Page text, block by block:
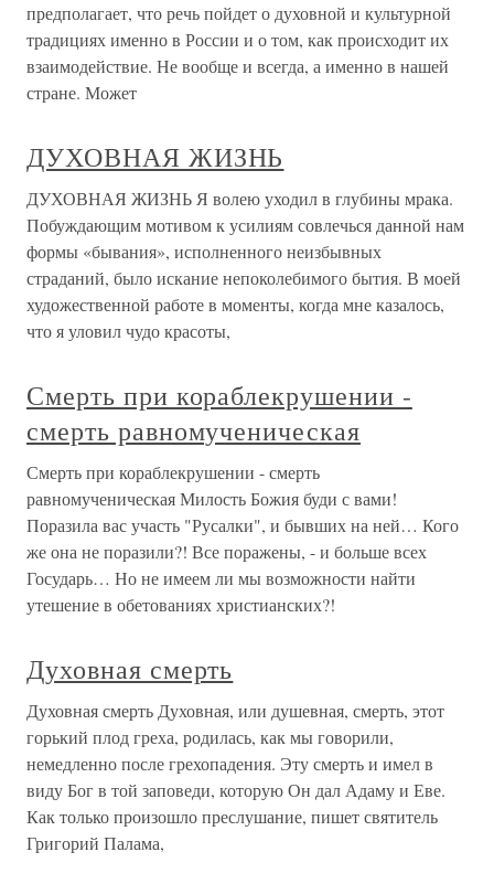
предполагает, что речь пойдет о духовной и культурной
традициях именно в России и о том, как происходит их
взаимодействие. Не вообще и всегда, а именно в нашей
стране. Может
ДУХОВНАЯ ЖИЗНЬ
ДУХОВНАЯ ЖИЗНЬ Я волею уходил в глубины мрака.
Побуждающим мотивом к усилиям совлечься данной нам
формы «бывания», исполненного неизбывных
страданий, было искание непоколебимого бытия. В моей
художественной работе в моменты, когда мне казалось,
что я уловил чудо красоты,
Смерть при кораблекрушении -
смерть равномученическая
Смерть при кораблекрушении - смерть
равномученическая Милость Божия буди с вами!
Поразила вас участь "Русалки", и бывших на ней… Кого
же она не поразили?! Все поражены, - и больше всех
Государь… Но не имеем ли мы возможности найти
утешение в обетованиях христианских?!
Духовная смерть
Духовная смерть Духовная, или душевная, смерть, этот
горький плод греха, родилась, как мы говорили,
немедленно после грехопадения. Эту смерть и имел в
виду Бог в той заповеди, которую Он дал Адаму и Еве.
Как только произошло преслушание, пишет святитель
Григорий Палама,